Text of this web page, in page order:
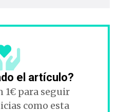
el artículo?
1€ para seguir
como esta